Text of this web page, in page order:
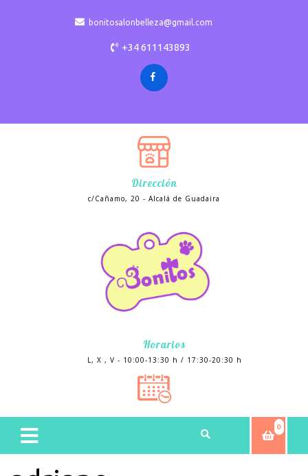
bonitosalonbelleza@gmail.com
+34 611143893
Dirección
c/Cañamo, 20 - Alcalá de Guadaira
Horarios
L, X , V - 10:00-13:30 h / 17:30-20:30 h
0